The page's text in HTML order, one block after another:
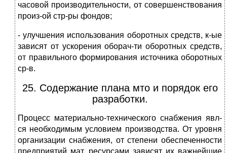
часовой производительности, от совершенствования
произ-ой стр-ры фондов;
- улучшения использования оборотных средств, к-ые
зависят от ускорения оборач-ти оборотных средств,
от правильного формирования источника оборотных
ср-в.
25. Содержание плана мто и порядок его
разработки.
Процесс материально-технического снабжения явл-
ся необходимым условием производства. От уровня
организации снабжения, от степени обеспеченности